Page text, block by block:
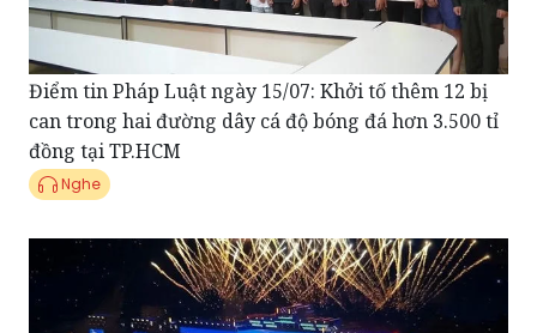
Điểm tin Pháp Luật ngày 15/07: Khởi tố thêm 12 bị
can trong hai đường dây cá độ bóng đá hơn 3.500 tỉ
đồng tại TP.HCM
Nghe